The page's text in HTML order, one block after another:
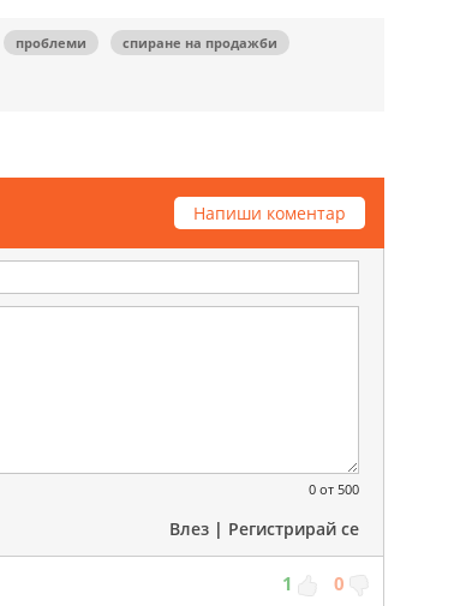
проблеми
спиране на продажби
Напиши коментар
0 от 500
Влез | Регистрирай се
1 0